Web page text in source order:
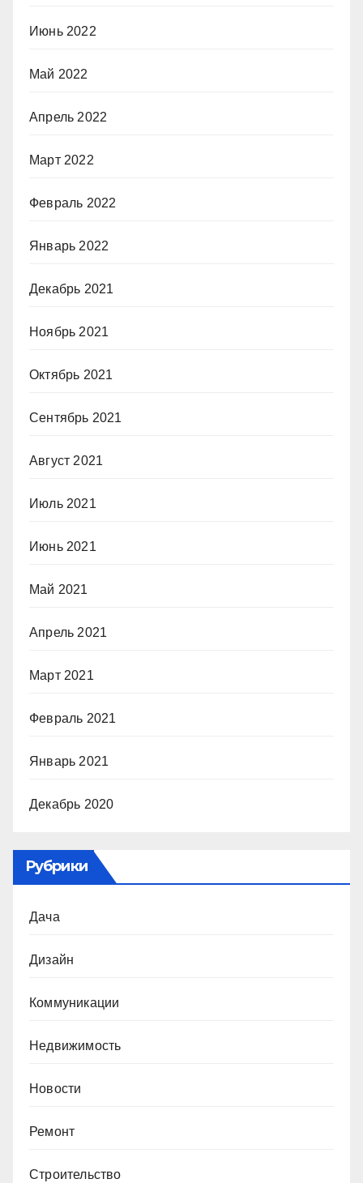
Июнь 2022
Май 2022
Апрель 2022
Март 2022
Февраль 2022
Январь 2022
Декабрь 2021
Ноябрь 2021
Октябрь 2021
Сентябрь 2021
Август 2021
Июль 2021
Июнь 2021
Май 2021
Апрель 2021
Март 2021
Февраль 2021
Январь 2021
Декабрь 2020
Рубрики
Дача
Дизайн
Коммуникации
Недвижимость
Новости
Ремонт
Строительство